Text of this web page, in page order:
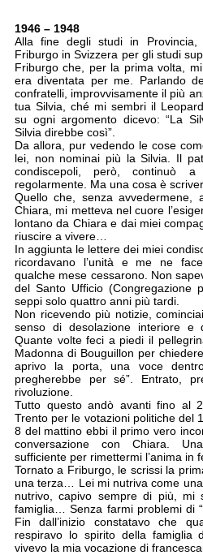
1946 – 1948
Alla fine degli studi in
Friburgo in Svizzera per gli studi
Friburgo che, per la prima volta,
era diventata per me. Parlando
confratelli, improvvisamente il più
tua Silvia, ché mi sembri il
su ogni argomento dicevo: “La
Silvia direbbe così”.
Da allora, pur vedendo le cose
lei, non nominai più la Silvia. Il
condiscepoli, però, continuò a
regolarmente. Ma una cosa è
Quello che, senza avvedermene,
Chiara, mi metteva nel cuore
lontano da Chiara e dai miei
riuscire a vivere…
In aggiunta le lettere dei miei
ricordavano l’unità e me ne
qualche mese cessarono. Non
del Santo Ufficio (Congregazione
seppi solo quattro anni più tardi.
Non ricevendo più notizie,
senso di desolazione interiore e
Quante volte feci a piedi il
Madonna di Bouguillon per
aprivo la porta, una voce
pregherebbe per sé”. Entrato,
rivoluzione.
Tutto questo andò avanti fino al
Trento per le votazioni politiche del
8 del mattino ebbi il primo vero
conversazione con Chiara.
sufficiente per rimettermi l’anima in
Tornato a Friburgo, le scrissi la
una terza… Lei mi nutriva come
nutrivo, capivo sempre di più, mi
famiglia… Senza farmi problemi di
Fin dall’inizio constatavo che
respiravo lo spirito della famiglia
vivevo la mia vocazione di